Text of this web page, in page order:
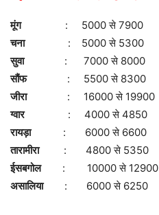
मूंग: 5000 से 7900
चना : 5000 से 5300
सुवा : 7000 से 8000
सौंफ
: 5500 से 8300
जीरा : 16000 से 19900
ग्वार
: 4000 से 4850
रायड़ा : 6000 से 6600
तारामीरा: 4800 से 5350
ईसबगोल
: 10000 से 12900
असालिया : 6000 से 6250